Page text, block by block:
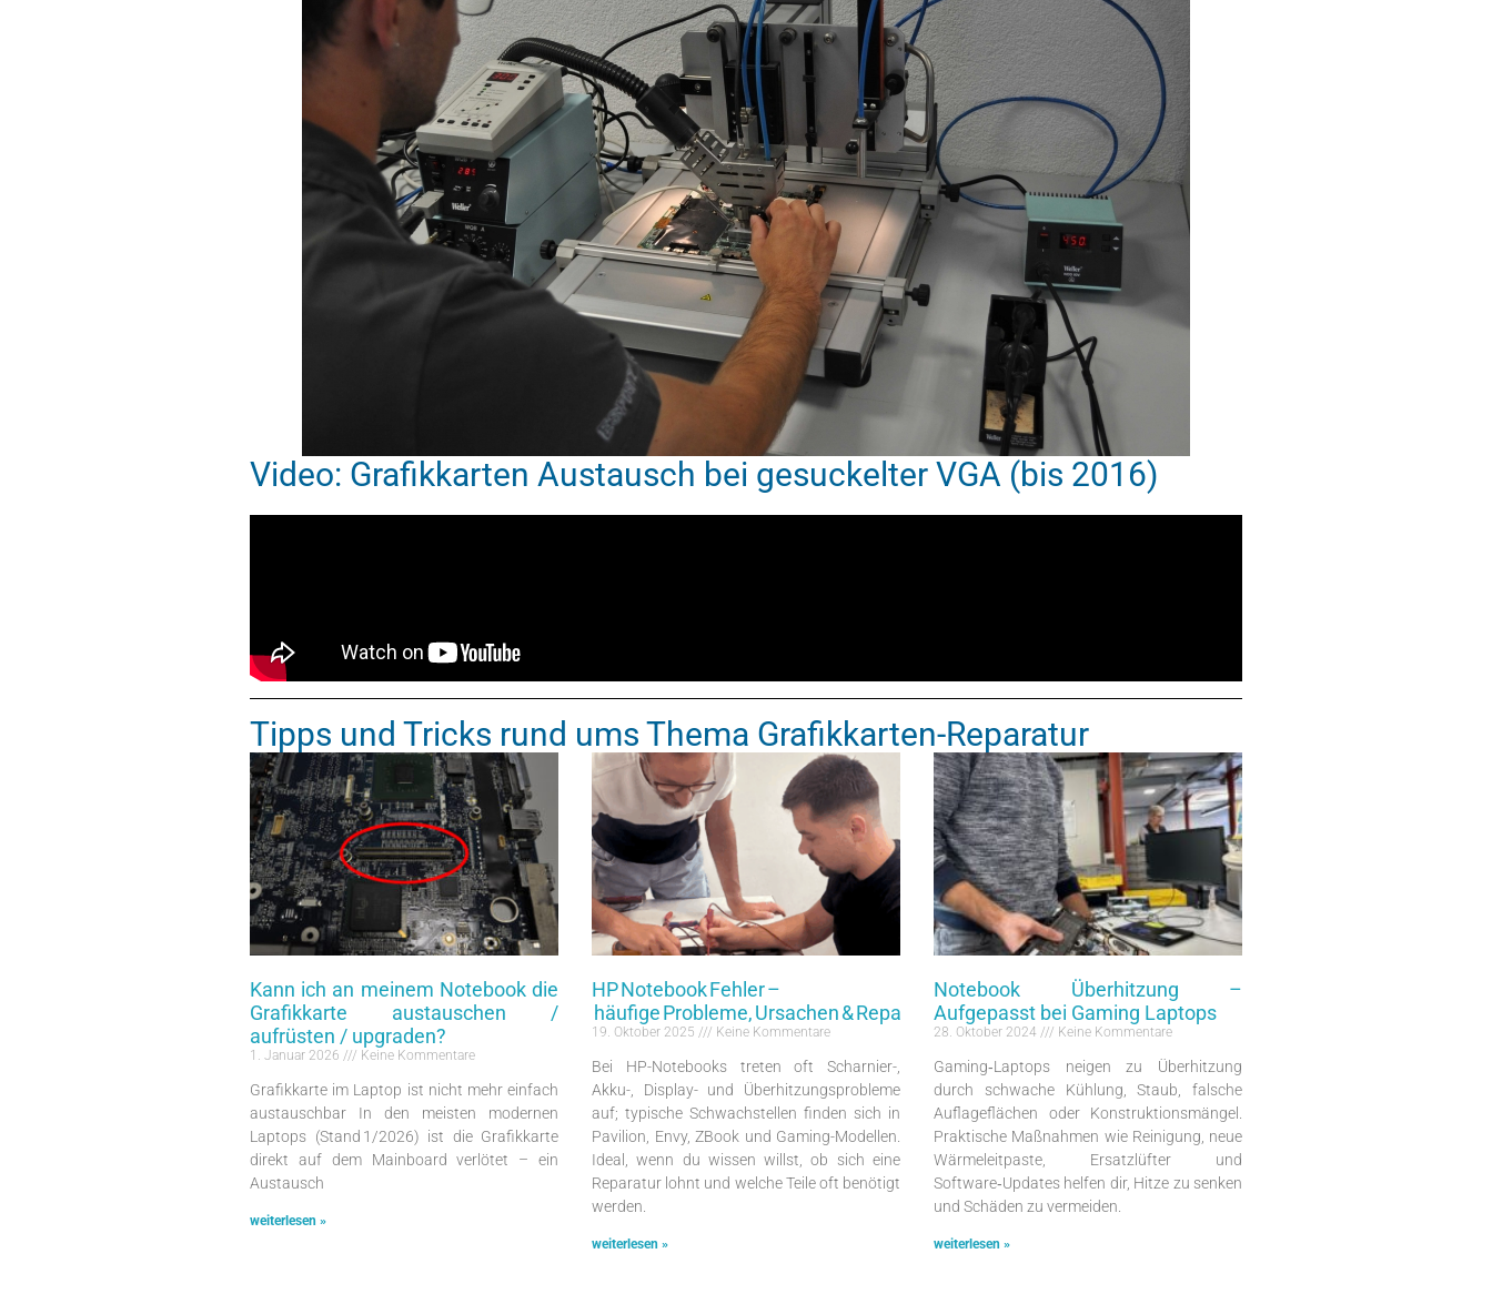
Video: Grafikkarten Austausch bei gesuckelter VGA (bis 2016)
Tipps und Tricks rund ums Thema Grafikkarten-Reparatur
Kann ich an meinem Notebook die
Grafikkarte austauschen /
aufrüsten / upgraden?
1. Januar 2026 Keine Kommentare
Grafikkarte im Laptop ist nicht mehr einfach
austauschbar In den meisten modernen
Laptops (Stand 1/2026) ist die Grafikkarte
direkt auf dem Mainboard verlötet – ein
Austausch
weiterlesen »
HP Notebook Fehler –
häufige Probleme, Ursachen & Reparaturtipps
19. Oktober 2025 Keine Kommentare
Bei HP-Notebooks treten oft Scharnier-,
Akku-, Display- und Überhitzungsprobleme
auf; typische Schwachstellen finden sich in
Pavilion, Envy, ZBook und Gaming-Modellen.
Ideal, wenn du wissen willst, ob sich eine
Reparatur lohnt und welche Teile oft benötigt
werden.
weiterlesen »
Notebook Überhitzung –
Aufgepasst bei Gaming Laptops
28. Oktober 2024 Keine Kommentare
Gaming‑Laptops neigen zu Überhitzung
durch schwache Kühlung, Staub, falsche
Auflageflächen oder Konstruktionsmängel.
Praktische Maßnahmen wie Reinigung, neue
Wärmeleitpaste, Ersatzlüfter und
Software‑Updates helfen dir, Hitze zu senken
und Schäden zu vermeiden.
weiterlesen »